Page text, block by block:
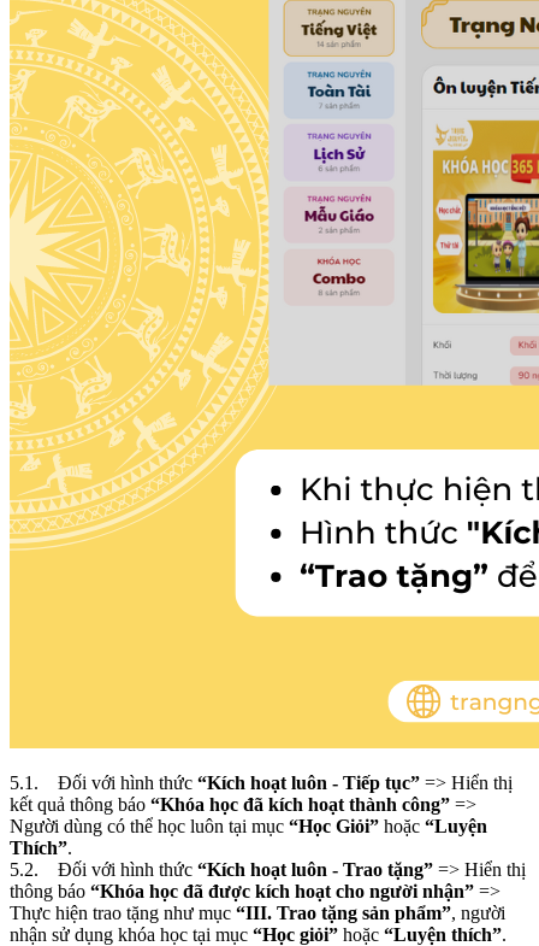
5.1. Đối với hình thức “Kích hoạt luôn - Tiếp tục” => Hiển thị
kết quả thông báo “Khóa học đã kích hoạt thành công” =>
Người dùng có thể học luôn tại mục “Học Giỏi” hoặc “Luyện
Thích”.
5.2. Đối với hình thức “Kích hoạt luôn - Trao tặng” => Hiển thị
thông báo “Khóa học đã được kích hoạt cho người nhận” =>
Thực hiện trao tặng như mục “III. Trao tặng sản phẩm”, người
nhận sử dụng khóa học tại mục “Học giỏi” hoặc “Luyện thích”.